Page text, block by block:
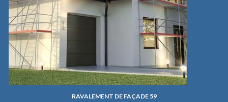
RAVALEMENT DE FAÇADE 59